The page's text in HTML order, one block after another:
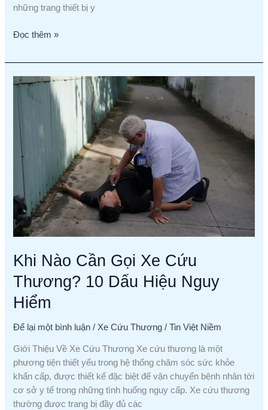
những trang thiết bị y
Đọc thêm »
Khi Nào Cần Gọi Xe Cứu
Thương? 10 Dấu Hiệu Nguy
Hiểm
Để lại một bình luận / Xe Cứu Thương /Tin Việt Niềm
Giới Thiệu Về Xe Cứu Thương Xe cứu thương là một
phương tiện thiết yếu trong hệ thống chăm sóc sức khỏe
khẩn cấp, được thiết kế đặc biệt để vận chuyển bệnh nhân tới
cơ sở y tế trong những tình huống nguy cấp. Xe cứu thương
thường được trang bị đầy đủ các
Khi
Nào
Cần
Gọi
Xe
Cứu
Thương?
Dấu
Hiệu
Nguy
Hiểm